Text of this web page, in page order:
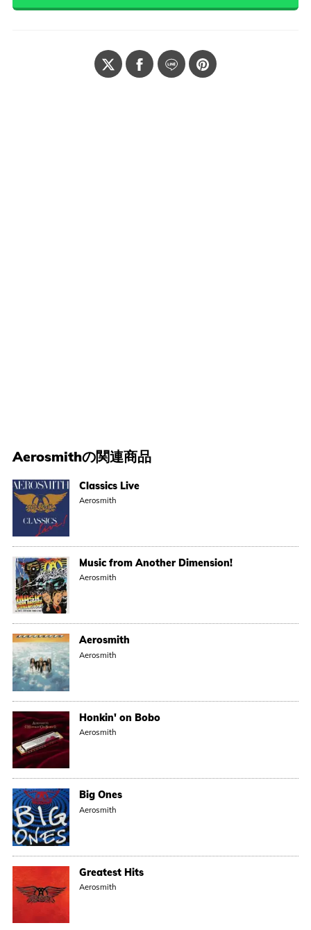
Aerosmithの関連商品
Classics Live
Aerosmith
Music from Another Dimension!
Aerosmith
Aerosmith
Aerosmith
Honkin' on Bobo
Aerosmith
Big Ones
Aerosmith
Greatest Hits
Aerosmith